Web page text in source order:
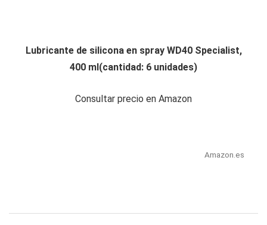
Lubricante de silicona en spray WD40 Specialist,
400 ml(cantidad: 6 unidades)
Consultar precio en Amazon
Amazon.es